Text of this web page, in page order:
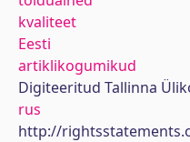
kvaliteet
Eesti
artiklikogumikud
Digiteeritud Tallinna
rus
http://